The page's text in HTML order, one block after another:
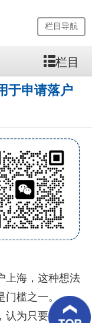
栏目导航
栏目
于申请落户
海，这种想法
门槛之一。
为只要通过了